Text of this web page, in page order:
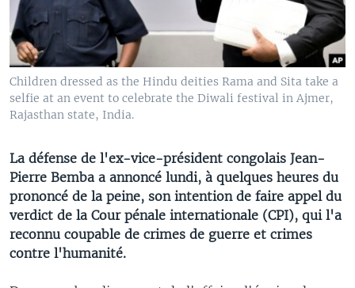
Children dressed as the Hindu deities Rama and Sita take a
selfie at an event to celebrate the Diwali festival in Ajmer,
Rajasthan state, India.
La défense de l'ex-vice-président congolais Jean-
Pierre Bemba a annoncé lundi, à quelques heures du
prononcé de la peine, son intention de faire appel du
verdict de la Cour pénale internationale (CPI), qui l'a
reconnu coupable de crimes de guerre et crimes
contre l'humanité.